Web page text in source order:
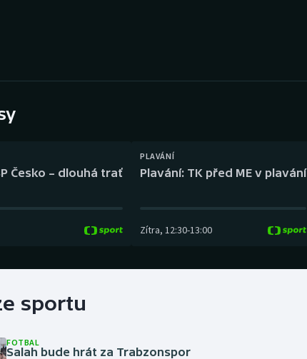
Gymnastika Plážový volejbal
Česko – dlouhá trať
PLAVÁNÍ
Plavání: TK před ME v plavání
Zítra, 12:30-13:00
sportu
FOTBAL
Salah bude hrát za Trabzonspor